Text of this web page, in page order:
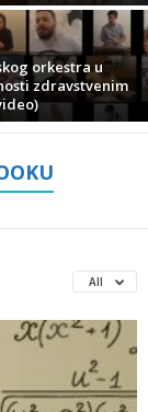
orkestra u
zdravstvenim
All